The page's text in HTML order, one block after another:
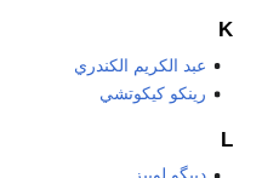
K
عبد الكريم الكندري
رينكو كيكوتشي
L